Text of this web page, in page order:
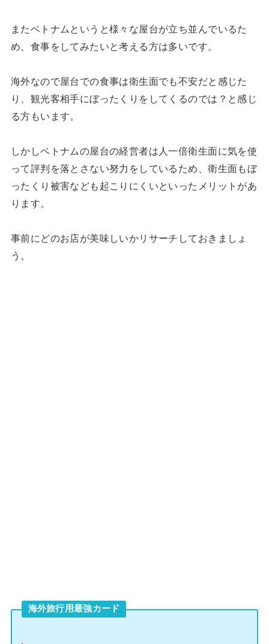
またベトナムというと様々な屋台が立ち並んでいるた
め、食事をしてみたいと考える方は多いです。
海外なので屋台での食事は衛生面でも不安だと感じた
り、観光客相手にぼったくりをしてくるのでは？と感じ
る方もいます。
しかしベトナムの屋台の経営者は人一倍衛生面に気を使
って評判を落とさない努力をしているため、衛生面もぼ
ったくり被害なども起こりにくいといったメリットがあ
ります。
事前にどのお店が美味しいかリサーチしておきましょ
う。
海外旅行用最強カード